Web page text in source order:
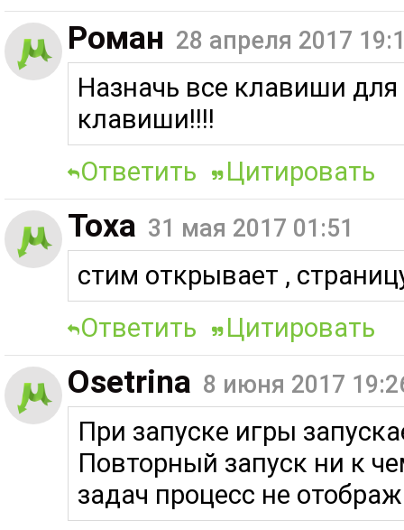
Роман 28 апреля 2017
Назначь все клавиши
клавиши!!!!
Ответить
Цитировать
Toxa 31 мая 2017 01:51
стим открывает ,
Ответить
Цитировать
Osetrina 8 июня 2017
При запуске игры
Повторный запуск ни к
задач процесс не